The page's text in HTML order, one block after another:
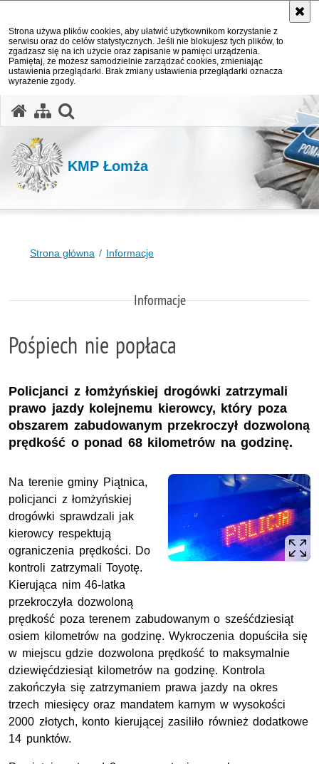
Strona używa plików cookies, aby ułatwić użytkownikom korzystanie z
serwisu oraz do celów statystycznych. Jeśli nie blokujesz tych plików, to
zgadzasz się na ich użycie oraz zapisanie w pamięci urządzenia.
Pamiętaj, że możesz samodzielnie zarządzać cookies, zmieniając
ustawienia przeglądarki. Brak zmiany ustawienia przeglądarki oznacza
wyrażenie zgody.
KMP Łomża
Strona główna Informacje
Informacje
Pośpiech nie popłaca
Policjanci z łomżyńskiej drogówki zatrzymali
prawo jazdy kolejnemu kierowcy, który poza
obszarem zabudowanym przekroczył dozwoloną
prędkość o ponad 68 kilometrów na godzinę.
Na terenie gminy Piątnica,
policjanci z łomżyńskiej
drogówki sprawdzali jak
kierowcy respektują
ograniczenia prędkości. Do
kontroli zatrzymali Toyotę.
Kierująca nim 46-latka
przekroczyła dozwoloną
prędkość poza terenem zabudowanym o sześćdziesiąt
osiem kilometrów na godzinę. Wykroczenia dopuściła się
w miejscu gdzie dozwolona prędkość to maksymalnie
dziewięćdziesiąt kilometrów na godzinę. Kontrola
zakończyła się zatrzymaniem prawa jazdy na okres
trzech miesięcy oraz mandatem karnym w wysokości
2000 złotych, konto kierującej zasiliło również dodatkowe
14 punktów.